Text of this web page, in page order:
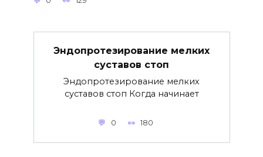
Эндопротезирование мелких
суставов стоп
Эндопротезирование мелких
суставов стоп Когда начинает
0 180